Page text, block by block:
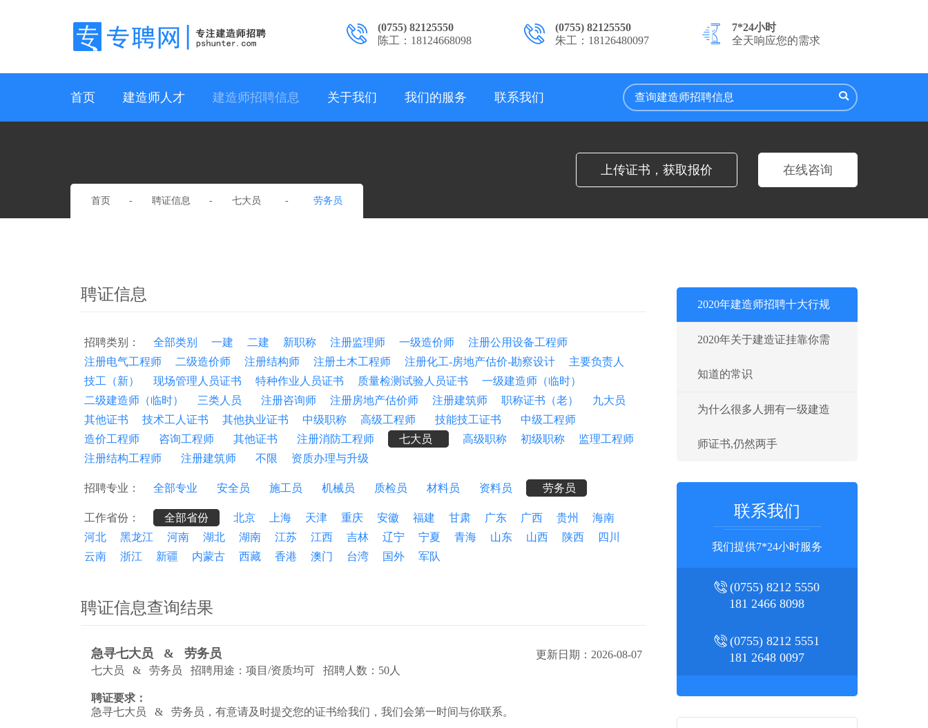
(0755) 82125550
陈工：18124668098
(0755) 82125550
朱工：18126480097
7*24小时
全天响应您的需求
首页 建造师人才 建造师招聘信息 关于我们 我们的服务 联系我们
在线咨询
上传证书，获取报价
首页 聘证信息 七大员 劳务员
聘证信息
招聘类别： 全部类别 一建 二建 新职称 注册监理师 一级造价师
注册公用设备工程师
注册电气工程师
二级造价师 注册结构师 注册土木工程师 注册化工-房地产估价-勘察设计
主要负责人
技工（新）
现场管理人员证书 特种作业人员证书 质量检测试验人员证书
一级建造师（临时）
二级建造师（临时）
三类人员 注册咨询师 注册房地产估价师 注册建筑师 职称证书（老）
九大员
其他证书
技术工人证书 其他执业证书 中级职称 高级工程师 技能技工证书
中级工程师
造价工程师
咨询工程师 其他证书 注册消防工程师 七大员 高级职称 初级职称
监理工程师
注册结构工程师
注册建筑师 不限 资质办理与升级
招聘专业： 全部专业 安全员 施工员 机械员 质检员 材料员 资料员 劳务员
工作省份： 全部省份 北京 上海 天津 重庆 安徽 福建 甘肃 广东 广西 贵州
海南
河北
黑龙江 河南 湖北 湖南 江苏 江西 吉林 辽宁 宁夏 青海 山东 山西 陕西
四川
云南
浙江 新疆 内蒙古 西藏 香港 澳门 台湾 国外 军队
聘证信息查询结果
急寻七大员 & 劳务员
更新日期：2026-08-07
七大员 & 劳务员 招聘用途：项目/资质均可 招聘人数：50人
聘证要求：
急寻七大员 & 劳务员，有意请及时提交您的证书给我们，我们会第一时间与你联系。
2020年建造师招聘十大行规
2020年关于建造证挂靠你需
知道的常识
为什么很多人拥有一级建造
师证书,仍然两手
联系我们
我们提供7*24小时服务
(0755) 8212 5550
181 2466 8098
(0755) 8212 5551
181 2648 0097